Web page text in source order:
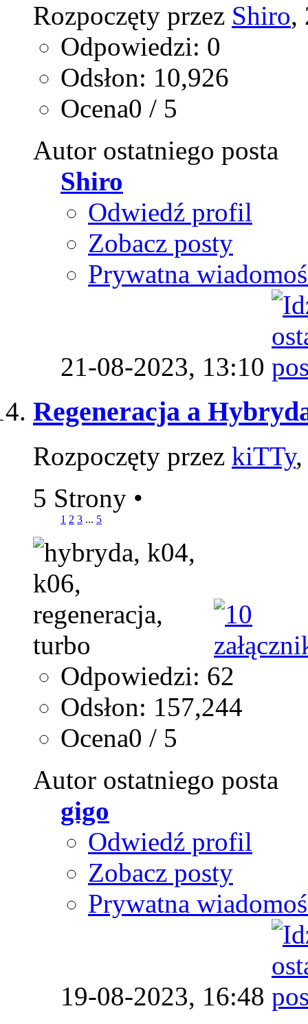
Rozpoczęty przez Shiro,
Odpowiedzi: 0
Odsłon: 10,926
Ocena0 / 5
Autor ostatniego posta
Shiro
Odwiedź profil
Zobacz posty
Prywatna
21-08-2023, 13:10
Regeneracja a
Rozpoczęty przez kiTTy,
5 Strony •
1 2 3 ... 5
Odpowiedzi: 62
Odsłon: 157,244
Ocena0 / 5
Autor ostatniego posta
gigo
Odwiedź profil
Zobacz posty
Prywatna
19-08-2023, 16:48